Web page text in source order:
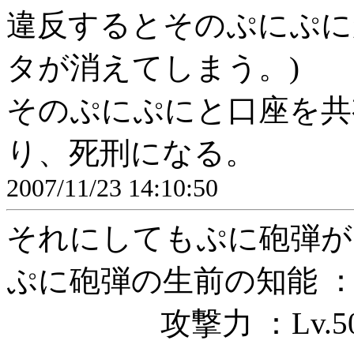
違反するとそのぷにぷ
タが消えてしまう。)
そのぷにぷにと口座を
り、死刑になる。
2007/11/23 14:10:50
それにしてもぷに砲弾
ぷに砲弾の生前の知能
攻撃力 ：Lv.50